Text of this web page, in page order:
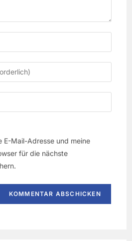
E-Mail-Adresse und meine
für die nächste